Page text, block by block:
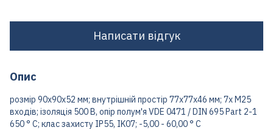
Написати відгук
Опис
розмір 90х90х52 мм; внутрішній простір 77х77х46 мм; 7х М25
входів; ізоляція 500 В, опір полум'я VDE 0471 / DIN 695 Part 2-1
650 ° C; клас захисту IP55, IK07; -5,00 - 60,00 ° C